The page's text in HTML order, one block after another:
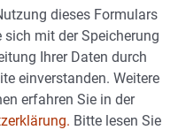
dieses Formulars
sich mit der Speicherung
Ihrer Daten durch
einverstanden. Weitere
erfahren Sie in der
Bitte lesen Sie